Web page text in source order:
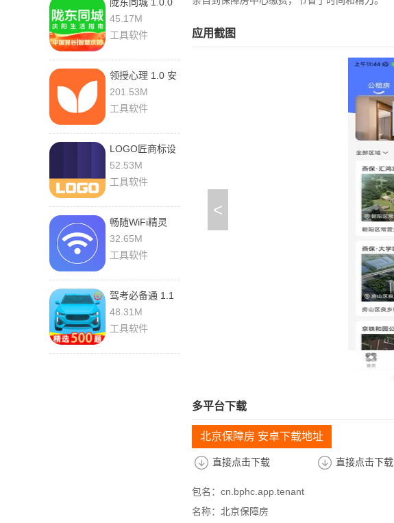
安卓版
45.17M
工具软件
领授心理 1.0 安
卓版
201.53M
工具软件
LOGO匠商标设
计 3.4 安卓版
52.53M
工具软件
畅随WiFi精灵
1.0.1 安卓版
32.65M
工具软件
驾考必备通 1.1
安卓版
48.31M
工具软件
应用截图
<
多平台下载
北京保障房 安卓下载地址
直接点击下载 直接点击下载
包名：cn.bphc.app.tenant
名称：北京保障房